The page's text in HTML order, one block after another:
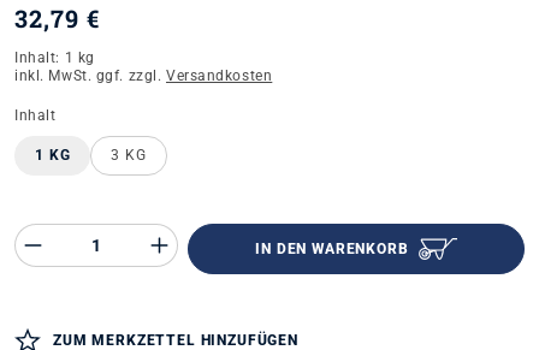
32,79 €
Inhalt: 1 kg
inkl. MwSt. ggf. zzgl. Versandkosten
Inhaltauswählen
1 KG 3 KG
Produkt Anzahl des Produktes
IN DEN WARENKORB
ZUM MERKZETTEL HINZUFÜGEN